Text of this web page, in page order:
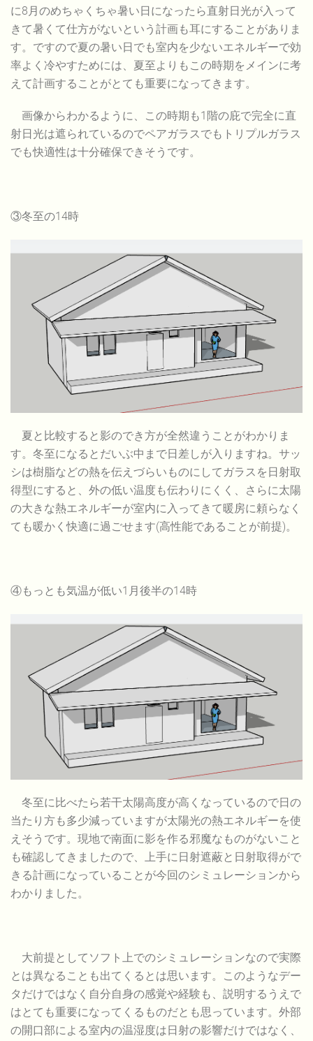
に8月のめちゃくちゃ暑い日になったら直射日光が入って
きて暑くて仕方がないという計画も耳にすることがありま
す。ですので夏の暑い日でも室内を少ないエネルギーで効
率よく冷やすためには、夏至よりもこの時期をメインに考
えて計画することがとても重要になってきます。
画像からわかるように、この時期も1階の庇で完全に直
射日光は遮られているのでペアガラスでもトリプルガラス
でも快適性は十分確保できそうです。
③冬至の14時
夏と比較すると影のでき方が全然違うことがわかりま
す。冬至になるとだいぶ中まで日差しが入りますね。サッ
シは樹脂などの熱を伝えづらいものにしてガラスを日射取
得型にすると、外の低い温度も伝わりにくく、さらに太陽
の大きな熱エネルギーが室内に入ってきて暖房に頼らなく
ても暖かく快適に過ごせます(高性能であることが前提)。
④もっとも気温が低い1月後半の14時
冬至に比べたら若干太陽高度が高くなっているので日の
当たり方も多少減っていますが太陽光の熱エネルギーを使
えそうです。現地で南面に影を作る邪魔なものがないこと
も確認してきましたので、上手に日射遮蔽と日射取得がで
きる計画になっていることが今回のシミュレーションから
わかりました。
大前提としてソフト上でのシミュレーションなので実際
とは異なることも出てくるとは思います。このようなデー
タだけではなく自分自身の感覚や経験も、説明するうえで
はとても重要になってくるものだとも思っています。外部
の開口部による室内の温湿度は日射の影響だけではなく、